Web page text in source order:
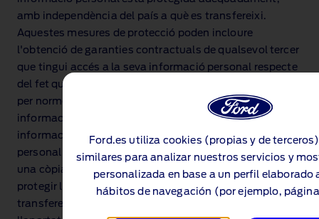
Ford.es utiliza cookies (propias y de
similares para analizar nuestros servicios y
personalizada en base a un perfil elaborado
hábitos de navegación (por ejemplo,
amb independència del país a què es transfereixi.
Aquestes mesures de protecció poden incloure
l'obtenció de garanties contractuals de qualsevol tercer
que tingui accés a la seva informació personal respecte
del fet que la seva informació personal estarà protegida
per normes equivalents a les que protegeixen la seva
informació personal quan es troba a l'EEE. Per a més
informació sobre com protegim la seva informació
personal quan es transfereix fora de l'EEE o per obtenir
una còpia de les mesures de protecció que apliquem per
protegir la seva informació personal quan es
transfereix, posi's en contacte amb nosaltres (consulti